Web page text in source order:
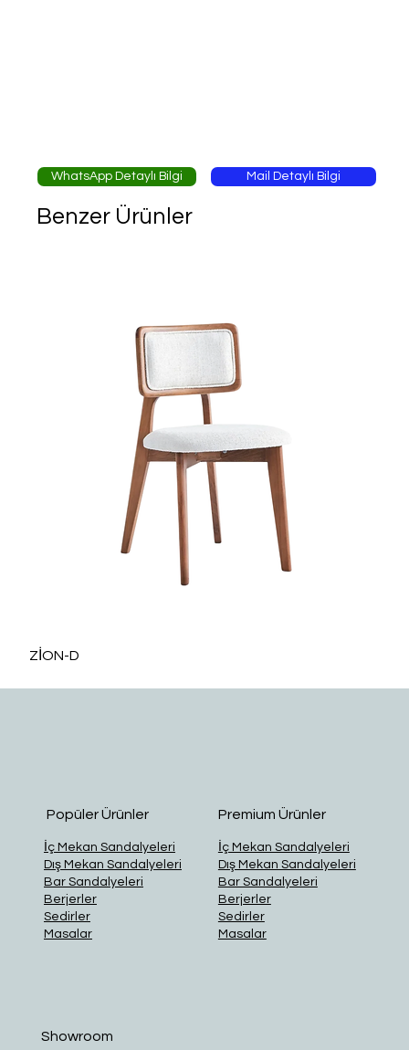
WhatsApp Detaylı Bilgi Mail Detaylı Bilgi
Benzer Ürünler
ZİON-D
Showroom
Popüler Ürünler
İç Mekan Sandalyeleri
Dış Mekan Sandalyeleri
Bar Sandalyeleri
Berjerler
Sedirler
Masalar
Premium Ürünler
İç Mekan Sandalyeleri
Dış Mekan Sandalyeleri
Bar Sandalyeleri
Berjerler
Sedirler
Masalar